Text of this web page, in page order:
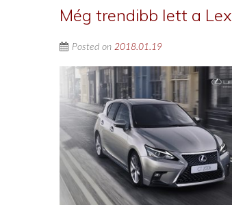
Még trendibb lett a
Posted on 2018.01.19